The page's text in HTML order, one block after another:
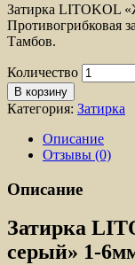
Затирка LITOKOL
Противогрибковая
Тамбов.
Количество
В корзину
Категория: Затирка
Описание
Отзывы (0)
Описание
Затирка
серый» 1-